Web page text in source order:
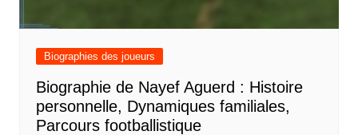
Biographies des joueurs
Biographie de Nayef Aguerd : Histoire
personnelle, Dynamiques familiales,
Parcours footballistique